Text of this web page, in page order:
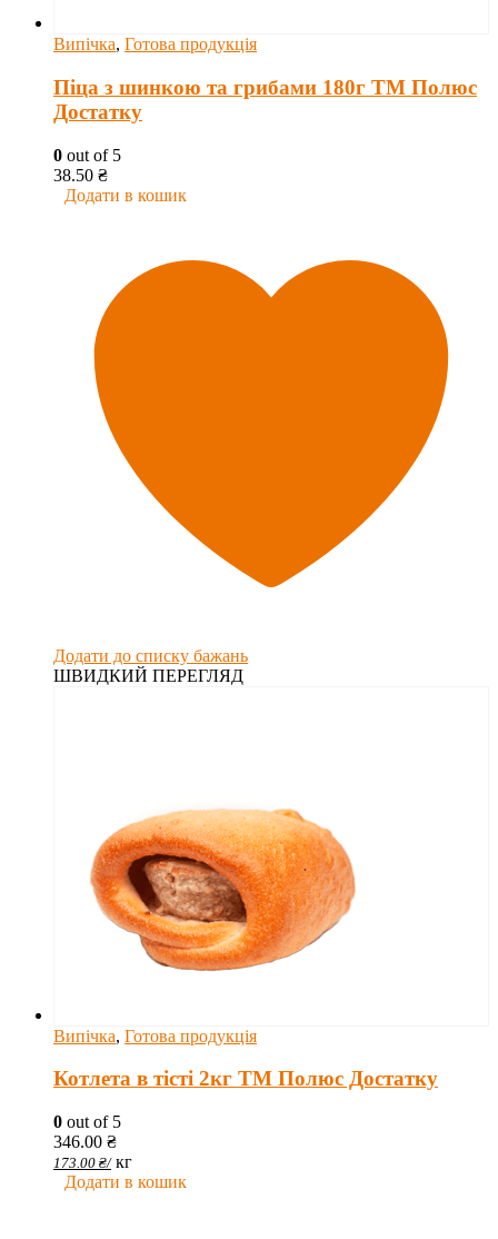
Випічка, Готова продукція
Піца з шинкою та грибами 180г ТМ Полюс
Достатку
0 out of 5
38.50 ₴
Додати в кошик
Додати до списку бажань
ШВИДКИЙ ПЕРЕГЛЯД
Випічка, Готова продукція
Котлета в тісті 2кг ТМ Полюс Достатку
0 out of 5
346.00 ₴
173.00 ₴/ кг
Додати в кошик